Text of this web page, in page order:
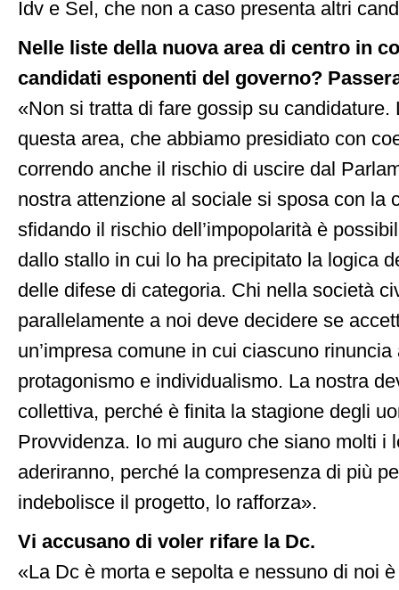
Idv e Sel, che non a caso presenta altri
Nelle liste della nuova area di centro in
candidati esponenti del governo?
«Non si tratta di fare gossip su candidature.
questa area, che abbiamo presidiato con
correndo anche il rischio di uscire dal
nostra attenzione al sociale si sposa con la
sfidando il rischio dell’impopolarità è
dallo stallo in cui lo ha precipitato la logica
delle difese di categoria. Chi nella società
parallelamente a noi deve decidere se
un’impresa comune in cui ciascuno
protagonismo e individualismo. La nostra
collettiva, perché è finita la stagione degli
Provvidenza. Io mi auguro che siano molti i
aderiranno, perché la compresenza di più
indebolisce il progetto, lo rafforza».
Vi accusano di voler rifare la Dc.
«La Dc è morta e sepolta e nessuno di noi